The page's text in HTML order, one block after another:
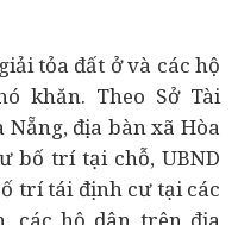
tỏa đất ở và các hộ
khăn. Theo Sở Tài
địa bàn xã Hòa
bố trí tại chỗ, UBND
trí tái định cư tại các